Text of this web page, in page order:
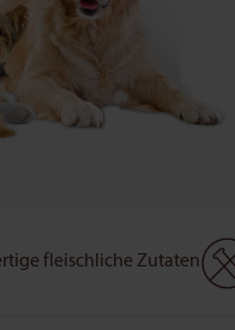
fleischliche Zutaten